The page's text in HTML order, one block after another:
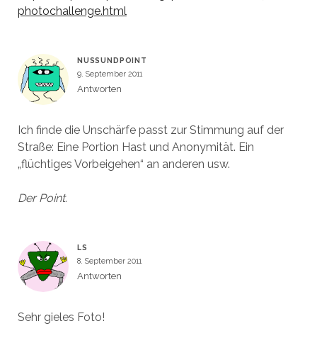
photochallenge.html
NUSSUNDPOINT
9. September 2011
Antworten
Ich finde die Unschärfe passt zur Stimmung auf der
Straße: Eine Portion Hast und Anonymität. Ein
„flüchtiges Vorbeigehen“ an anderen usw.
Der Point.
LS
8. September 2011
Antworten
Sehr gieles Foto!